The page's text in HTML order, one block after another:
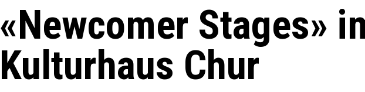
«Newcomer Stages»
Kulturhaus Chur